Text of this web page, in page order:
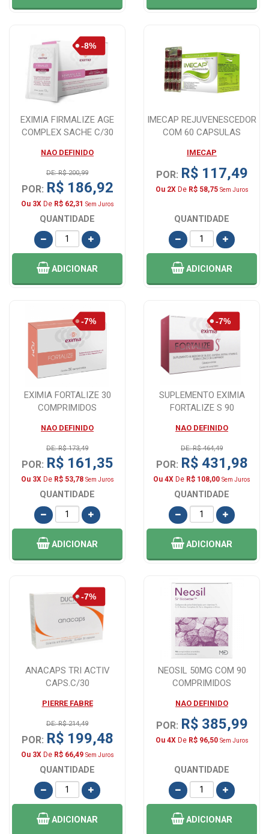
EXIMIA FIRMALIZE AGE
COMPLEX SACHE C/30
NAO DEFINIDO
DE: R$ 200,99
POR: R$ 186,92
Ou 3XDe R$ 62,31 Sem Juros
QUANTIDADE
ADICIONAR
IMECAP REJUVENESCEDOR
COM 60 CAPSULAS
IMECAP
POR: R$ 117,49
Ou 2XDe R$ 58,75 Sem Juros
QUANTIDADE
ADICIONAR
EXIMIA FORTALIZE 30
COMPRIMIDOS
NAO DEFINIDO
DE: R$ 173,49
POR: R$ 161,35
Ou 3XDe R$ 53,78 Sem Juros
QUANTIDADE
ADICIONAR
SUPLEMENTO EXIMIA
FORTALIZE S 90
NAO DEFINIDO
DE: R$ 464,49
POR: R$ 431,98
Ou 4X De R$ 108,00 Sem Juros
QUANTIDADE
ADICIONAR
ANACAPS TRI ACTIV
CAPS.C/30
PIERRE FABRE
DE: R$ 214,49
POR: R$ 199,48
Ou 3XDe R$ 66,49 Sem Juros
QUANTIDADE
ADICIONAR
NEOSIL 50MG COM 90
COMPRIMIDOS
NAO DEFINIDO
POR: R$ 385,99
Ou 4XDe R$ 96,50 Sem Juros
QUANTIDADE
ADICIONAR